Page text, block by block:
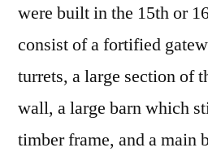
were built in the 15th or
consist of a fortified
turrets, a large section of
wall, a large barn which
timber frame, and a main